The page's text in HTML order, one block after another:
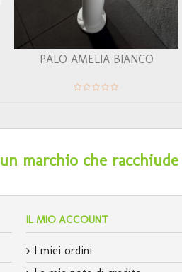
PALO AMELIA BIANCO
un marchio che
IL MIO ACCOUNT
I miei ordini